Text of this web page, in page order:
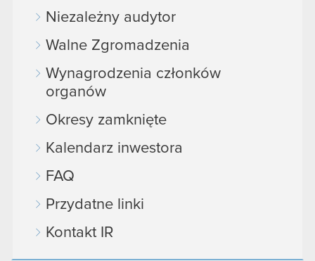
Niezależny audytor
Walne Zgromadzenia
Wynagrodzenia członków
organów
Okresy zamknięte
Kalendarz inwestora
FAQ
Przydatne linki
Kontakt IR